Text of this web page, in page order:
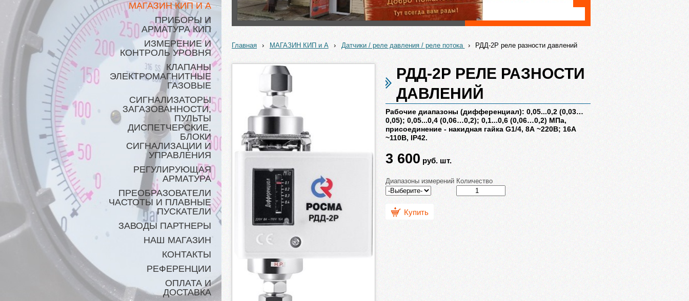
МАГАЗИН КИП И А
ПРИБОРЫ И
АРМАТУРА КИП
ИЗМЕРЕНИЕ И
КОНТРОЛЬ УРОВНЯ
КЛАПАНЫ
ЭЛЕКТРОМАГНИТНЫЕ
ГАЗОВЫЕ
СИГНАЛИЗАТОРЫ
ЗАГАЗОВАННОСТИ,
ПУЛЬТЫ
ДИСПЕТЧЕРСКИЕ,
БЛОКИ
СИГНАЛИЗАЦИИ И
УПРАВЛЕНИЯ
РЕГУЛИРУЮЩАЯ
АРМАТУРА
ПРЕОБРАЗОВАТЕЛИ
ЧАСТОТЫ И ПЛАВНЫЕ
ПУСКАТЕЛИ
ЗАВОДЫ ПАРТНЕРЫ
НАШ МАГАЗИН
КОНТАКТЫ
РЕФЕРЕНЦИИ
ОПЛАТА И
ДОСТАВКА
Главная › МАГАЗИН КИП и А › Датчики / реле давления / реле потока › РДД-2Р реле разности давлений
РДД-2Р РЕЛЕ РАЗНОСТИ
ДАВЛЕНИЙ
Рабочие диапазоны (дифференциал): 0,05...0,2 (0,03…
0,05); 0,05...0,4 (0,06…0,2); 0,1...0,6 (0,06…0,2) МПа,
присоединение - накидная гайка G1/4, 8А ~220В; 16А
~110В, IP42.
3 600 руб. шт.
Диапазоны измерений Количество
Купить